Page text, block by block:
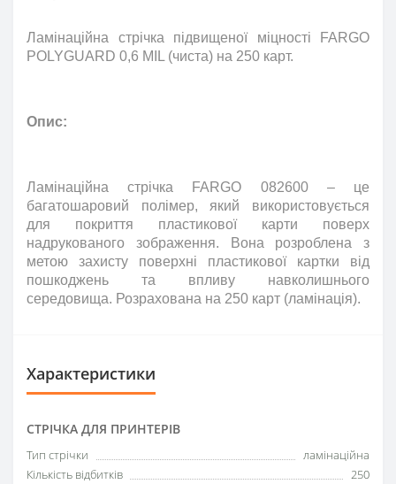
Ламінаційна стрічка підвищеної міцності FARGO
POLYGUARD 0,6 MIL (чиста) на 250 карт.
Опис:
Ламінаційна стрічка FARGO 082600 – це
багатошаровий полімер, який використовується
для покриття пластикової карти поверх
надрукованого зображення. Вона розроблена з
метою захисту поверхні пластикової картки від
пошкоджень та впливу навколишнього
середовища. Розрахована на 250 карт (ламінація).
Характеристики
СТРІЧКА ДЛЯ ПРИНТЕРІВ
Тип стрічки
ламінаційна
Кількість відбитків
250